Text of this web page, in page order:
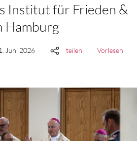
Institut für Frieden &
Hamburg
Juni 2026 teilen Vorlesen